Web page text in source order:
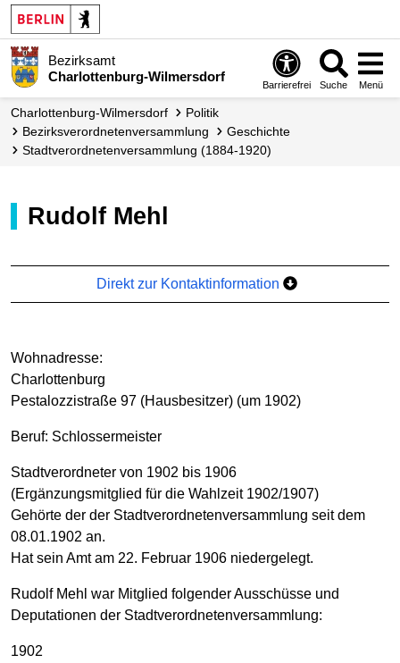
Bezirksamt
Charlottenburg-Wilmersdorf
Barrierefrei Suche Menü
Charlottenburg-Wilmersdorf
Politik
Bezirks­verordneten­versammlung
Geschichte
Stadtverordnetenversammlung (1884-1920)
Rudolf Mehl
Direkt zur Kontaktinformation
Wohnadresse:
Charlottenburg
Pestalozzistraße 97 (Hausbesitzer) (um 1902)
Beruf: Schlossermeister
Stadtverordneter von 1902 bis 1906
(Ergänzungsmitglied für die Wahlzeit 1902/1907)
Gehörte der der Stadtverordnetenversammlung seit dem
08.01.1902 an.
Hat sein Amt am 22. Februar 1906 niedergelegt.
Rudolf Mehl war Mitglied folgender Ausschüsse und
Deputationen der Stadtverordnetenversammlung:
1902